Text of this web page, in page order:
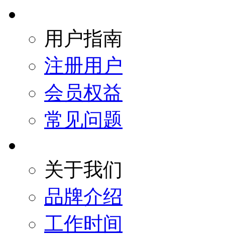
用户指南
注册用户
会员权益
常见问题
关于我们
品牌介绍
工作时间